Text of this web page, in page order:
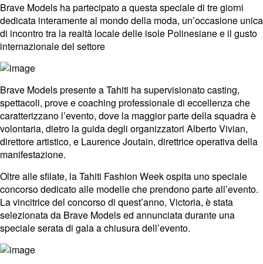
Brave Models ha partecipato a questa speciale di tre giorni
dedicata interamente al mondo della moda, un’occasione unica
di incontro tra la realtà locale delle isole Polinesiane e il gusto
internazionale del settore
Brave Modelspresente a Tahiti ha supervisionato casting,
spettacoli, prove e coaching professionale di eccellenza che
caratterizzano l’evento, dove la maggior parte della squadra è
volontaria, dietro la guida degli organizzatori Alberto Vivian,
direttore artistico, e Laurence Joutain, direttrice operativa della
manifestazione.
Oltre alle sfilate, la Tahiti Fashion Week ospita uno speciale
concorso dedicato alle modelle che prendono parte all’evento.
La vincitrice del concorso di quest’anno, Victoria, è stata
selezionata da Brave Modelsed annunciata durante una
speciale serata di gala a chiusura dell’evento.